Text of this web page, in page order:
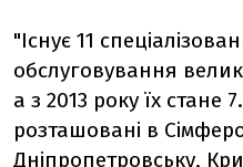
"Існує 11
обслуговування
а з 2013 року їх стане
розташовані в
Дніпропетровську,